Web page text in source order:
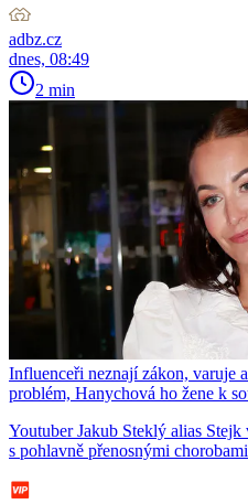
adbz.cz
dnes, 08:49
2 min
Influenceři neznají zákon, varuje
problém, Hanychová ho žene k
Youtuber Jakub Steklý alias
s pohlavně přenosnými